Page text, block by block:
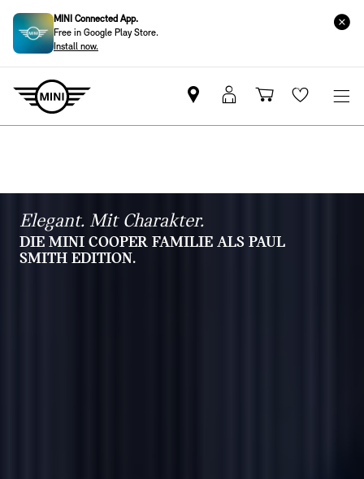
MINI Connected App.
Free in Google Play Store.
Install now.
MINI
Partner
MINI
Login
Wishlist
Elegant. Mit Charakter.
DIE MINI COOPER FAMILIE ALS PAUL
SMITH EDITION.